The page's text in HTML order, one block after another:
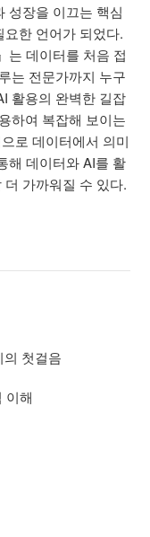
성장을 이끄는 핵심
한 언어가 되었다.
는 데이터를 처음 접
는 전문가까지 누구
활용의 완벽한 길잡
하여 복잡해 보이는
로 데이터에서 의미
해 데이터와 AI를 활
가까워질 수 있다.
첫걸음
이해